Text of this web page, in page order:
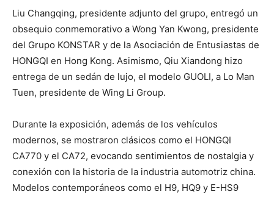
Liu Changqing, presidente adjunto del grupo, entregó un
obsequio conmemorativo a Wong Yan Kwong, presidente
del Grupo KONSTAR y de la Asociación de Entusiastas de
HONGQI en Hong Kong. Asimismo, Qiu Xiandong hizo
entrega de un sedán de lujo, el modelo GUOLI, a Lo Man
Tuen, presidente de Wing Li Group.
Durante la exposición, además de los vehículos
modernos, se mostraron clásicos como el HONGQI
CA770 y el CA72, evocando sentimientos de nostalgia y
conexión con la historia de la industria automotriz china.
Modelos contemporáneos como el H9, HQ9 y E-HS9